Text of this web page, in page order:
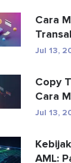
Cara
Jul 13,
Copy
Cara
Jul 13,
AML: